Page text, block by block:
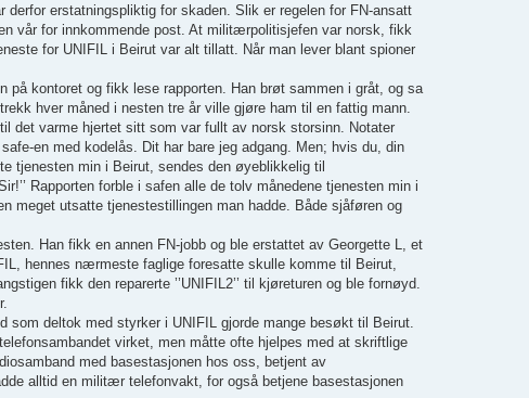
erstatningspliktig for skaden. Slik er regelen for FN-ansatt
vår for innkommende post. At militærpolitisjefen var norsk, fikk
for UNIFIL i Beirut var alt tillatt. Når man lever blant spioner
kontoret og fikk lese rapporten. Han brøt sammen i gråt, og sa
hver måned i nesten tre år ville gjøre ham til en fattig mann.
det varme hjertet sitt som var fullt av norsk storsinn. Notater
en med kodelås. Dit har bare jeg adgang. Men; hvis du, din
tjenesten min i Beirut, sendes den øyeblikkelig til
Rapporten forble i safen alle de tolv månedene tjenesten min i
meget utsatte tjenestestillingen man hadde. Både sjåføren og
Han fikk en annen FN-jobb og ble erstattet av Georgette L, et
hennes nærmeste faglige foresatte skulle komme til Beirut,
fikk den reparerte ’’UNIFIL2’’ til kjøreturen og ble fornøyd.
deltok med styrker i UNIFIL gjorde mange besøkt til Beirut.
virket, men måtte ofte hjelpes med at skriftlige
med basestasjonen hos oss, betjent av
alltid en militær telefonvakt, for også betjene basestasjonen